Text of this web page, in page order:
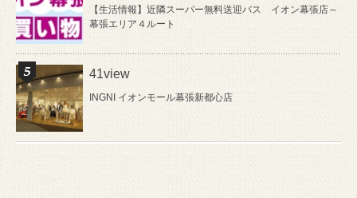
【生活情報】近隣スーパー無料送迎バス イオン幕張店～
幕張エリア４ルート
41view
INGNI イオンモール幕張新都心店